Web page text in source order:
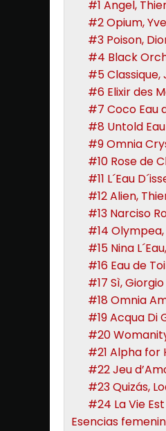
#1 Angel,
#2 Opium,
#3 Poison,
#4 Black
#5 Classique,
#6 Elixir des
#7 Coco Eau
#8 Untold
#9 Omnia
#10 Rose de
#11 L´Eau
#12 Alien,
#13 Narciso
#14
#15 Nina
#16 Eau de
#17 Sì,
#18 Omnia
#19 Acqua Di
#20
#21 Alpha for
#22 Jeu
#23 Quizás,
#24 La Vie
Esencias